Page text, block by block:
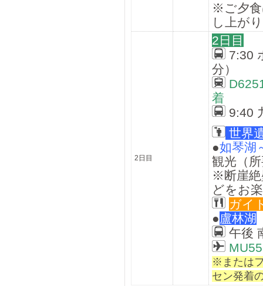
※ご夕食
し上が
2日目
2日目
7:30
分）
着
9:40
世界
●如琴湖
観光（
※断崖絶
どをお
ガイ
●盧林湖
午後
※または
セン発着